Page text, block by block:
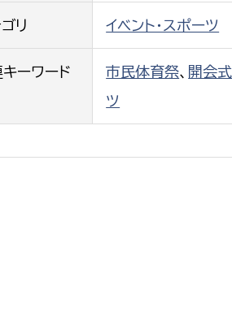
地域交通課
建築指導課
開発審査課
リ イベント・スポーツ
ーワード 市民体育祭、 開会式
ツ